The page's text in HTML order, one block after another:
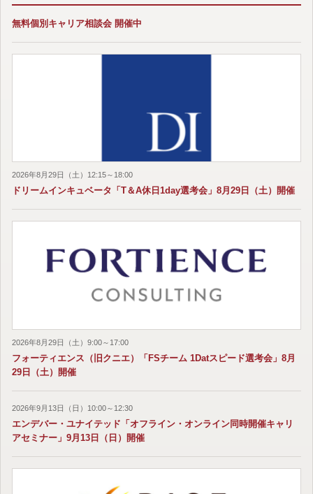
無料個別キャリア相談会 開催中
2026年8月29日（土）12:15～18:00
ドリームインキュベータ「T＆A休日1day選考会」8月29日（土）開催
2026年8月29日（土）9:00～17:00
フォーティエンス（旧クニエ）「FSチーム 1Datスピード選考会」8月
29日（土）開催
2026年9月13日（日）10:00～12:30
エンデバー・ユナイテッド「オフライン・オンライン同時開催キャリ
アセミナー」9月13日（日）開催